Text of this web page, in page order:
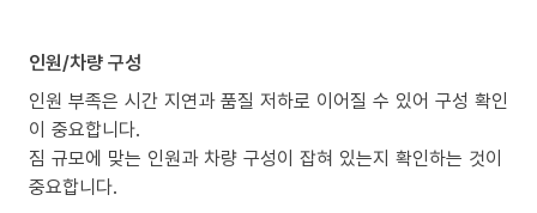
인원/차량 구성
인원 부족은 시간 지연과 품질 저하로 이어질 수 있어 구성 확인
이 중요합니다.
짐 규모에 맞는 인원과 차량 구성이 잡혀 있는지 확인하는 것이
중요합니다.